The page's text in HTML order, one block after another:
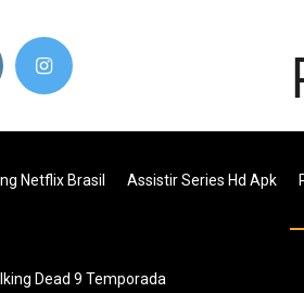
Netflix Brasil Assistir Series Hd Apk
Dead 9 Temporada